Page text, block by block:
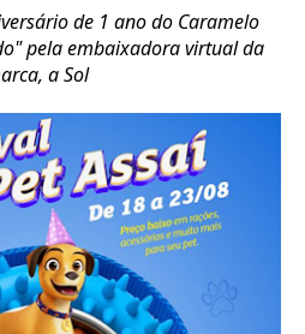
de 1 ano do Caramelo
pela embaixadora virtual da
a Sol